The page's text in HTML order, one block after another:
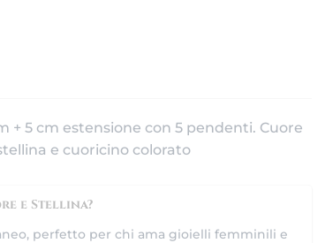
+ 5 cm estensione con 5 pendenti. Cuore
e cuoricino colorato
e Stellina?
perfetto per chi ama gioielli femminili e